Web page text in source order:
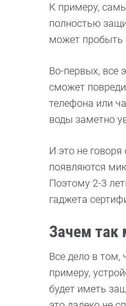
К примеру,
полностью
может пробыть
Во-первых, все
сможет
телефона или
воды заметно
И это не
появляются
Поэтому 2-3
гаджета
Зачем так
Все дело в том,
примеру,
будет иметь